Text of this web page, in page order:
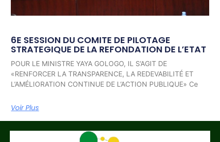
6E SESSION DU COMITE DE PILOTAGE
STRATEGIQUE DE LA REFONDATION DE L’ETAT
POUR LE MINISTRE YAYA GOLOGO, IL S’AGIT DE
«RENFORCER LA TRANSPARENCE, LA REDEVABILITÉ ET
L’AMÉLIORATION CONTINUE DE L’ACTION PUBLIQUE» Ce
Voir Plus